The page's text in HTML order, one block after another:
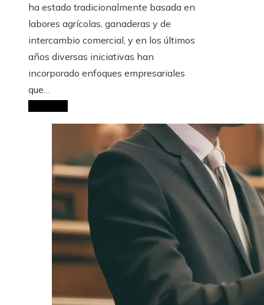
ha estado tradicionalmente basada en
labores agrícolas, ganaderas y de
intercambio comercial, y en los últimos
años diversas iniciativas han
incorporado enfoques empresariales
que…